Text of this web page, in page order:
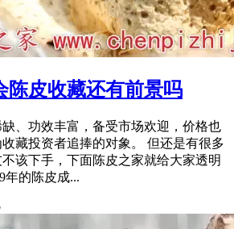
陈皮收藏还有前景吗
、功效丰富，备受市场欢迎，价格也
藏投资者追捧的对象。 但还是有很多
该下手，下面陈皮之家就给大家透明
年的陈皮成...